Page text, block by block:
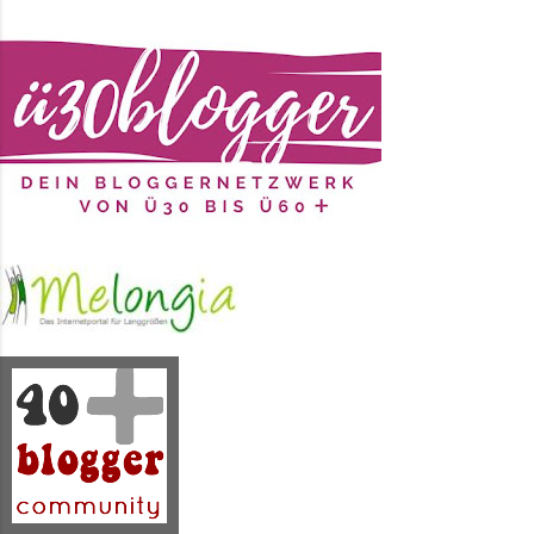
nicht gefallen. Also hat er sich
bis zu diesem Sommer ein richtiges
Make-Over, vorn und hinten,
gewünscht. Ich habe aus dem Fundus
Seidenmalfarbe in Blau, Lila und
einem Erikaton gewählt. Dazu jede
Menge Wasser, verschieden breite
Das kann man nicht alles auf
einmal machen, aber so nach und
nach ist es dann doch ...